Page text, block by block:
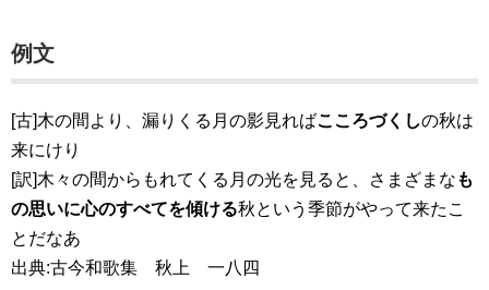
例文
[古]木の間より、漏りくる月の影見ればこころづくしの秋は
来にけり
[訳]木々の間からもれてくる月の光を見ると、さまざまな も
の思いに心のすべてを傾ける秋という季節がやって来たこ
とだなあ
出典:古今和歌集 秋上 一八四